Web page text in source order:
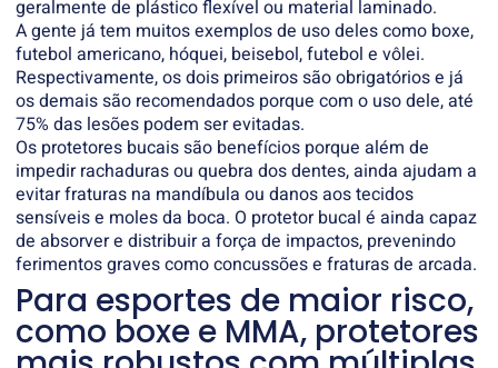
geralmente de plástico flexível ou material laminado.
A gente já tem muitos exemplos de uso deles como boxe,
futebol americano, hóquei, beisebol, futebol e vôlei.
Respectivamente, os dois primeiros são obrigatórios e já
os demais são recomendados porque com o uso dele, até
75% das lesões podem ser evitadas.
Os protetores bucais são benefícios porque além de
impedir rachaduras ou quebra dos dentes, ainda ajudam a
evitar fraturas na mandíbula ou danos aos tecidos
sensíveis e moles da boca. O protetor bucal é ainda capaz
de absorver e distribuir a força de impactos, prevenindo
ferimentos graves como concussões e fraturas de arcada.
Para esportes de maior risco,
como boxe e MMA, protetores